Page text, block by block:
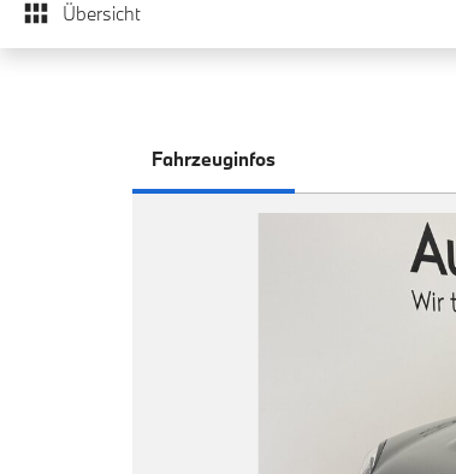
Übersicht
Fahrzeuginfos